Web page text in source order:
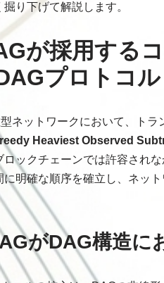
り下げて解説します。
が採用する
プロトコル
ネットワークにおいて、トラ
Heaviest Observed
ックチェーンでは許容され
明確な順序を確立し、ネッ
がDAG構造に